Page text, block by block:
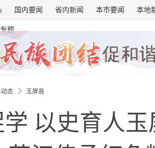
国内要闻 省内新闻 本市要闻 本地
专题
动态 玉屏县
学 以史育人